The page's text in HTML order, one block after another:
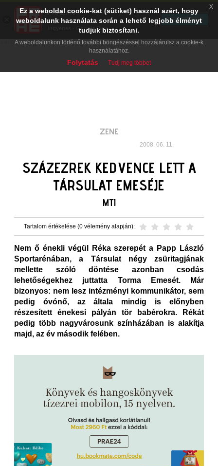
ZENE
2008. 06. 11.
SZÁZEZREK KEDVENCE LETT A
TÁRSULAT EMESÉJE
MTI
Tartalom értékelése (0 vélemény alapján):
Nem ő énekli végül Réka szerepét a Papp László
Sportarénában, a Társulat négy zsüritagjának
mellette szóló döntése azonban csodás
lehetőségekhez juttatta Torma Emesét. Már
bizonyos: nem lesz intézményi kommunikátor, sem
pedig óvónő, az általa mindig is előnyben
részesített énekesi pályán tör babérokra. Rékát
pedig több nagyvárosunk színházában is alakítja
majd, az év második felében.
Ez a weboldal cookie-kat (sütiket) használ azért, hogy
weboldalunk használata során a lehető legjobb élményt
tudjuk biztosítani.
A weboldalunkon történő további böngészéssel hozzájárulsz a cookie-k
használatához.
Folytatás Tudj meg többet
x
PRAE.HU
Digital Evolution
Ingyenes - Google Play
TELEPÍTÉS